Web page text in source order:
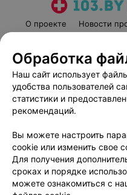
О проекте Новости
Пользовательское
Написать
Обработка
Обработка
Наш сайт использует
удобства пользователей
статистики и
рекомендаций.
Вы можете настроить
cookie или изменить свое
Для получения
сроках и порядке
можете ознакомиться с